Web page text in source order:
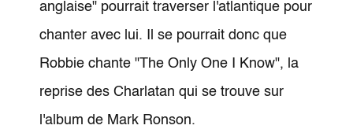
anglaise" pourrait traverser l'atlantique pour
chanter avec lui. Il se pourrait donc que
Robbie chante "The Only One I Know", la
reprise des Charlatan qui se trouve sur
l'album de Mark Ronson.